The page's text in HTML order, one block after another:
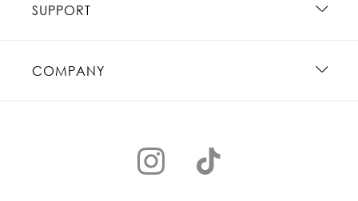
SUPPORT
COMPANY